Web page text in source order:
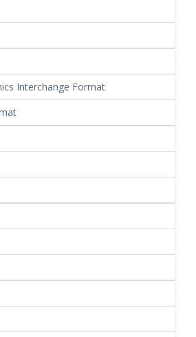
Interchange Format